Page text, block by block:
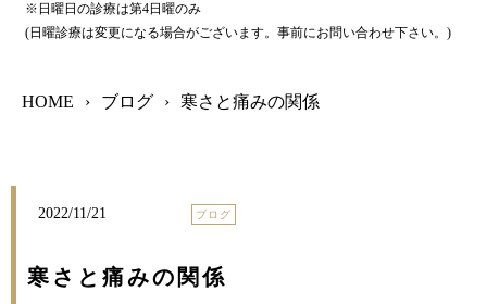
※日曜日の診療は第4日曜のみ
(日曜診療は変更になる場合がございます。事前にお問い合わせ下さい。)
HOME › ブログ › 寒さと痛みの関係
2022/11/21 ブログ
寒さと痛みの関係